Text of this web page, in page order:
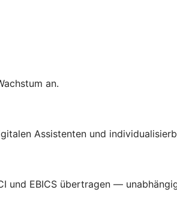
an.
Assistenten und
und EBICS übertragen —